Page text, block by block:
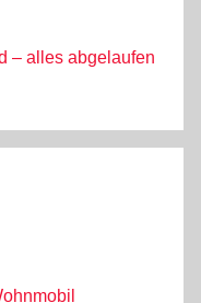
– alles abgelaufen